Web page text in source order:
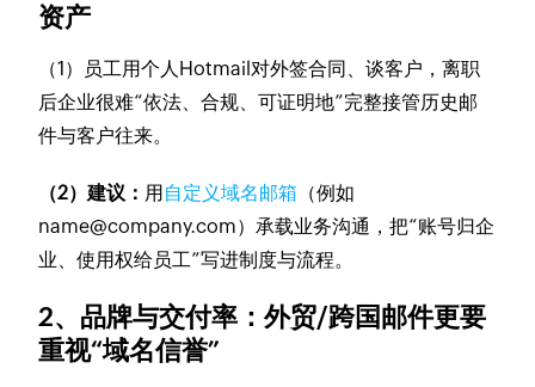
资产
（1）员工用个人Hotmail对外签合同、谈客户，离职
后企业很难“依法、合规、可证明地”完整接管历史邮
件与客户往来。
（2）建议： 用自定义域名邮箱 （例如
name@company.com）承载业务沟通，把“账号归企
业、使用权给员工”写进制度与流程。
2、品牌与交付率：外贸/跨国邮件更要
重视“域名信誉”